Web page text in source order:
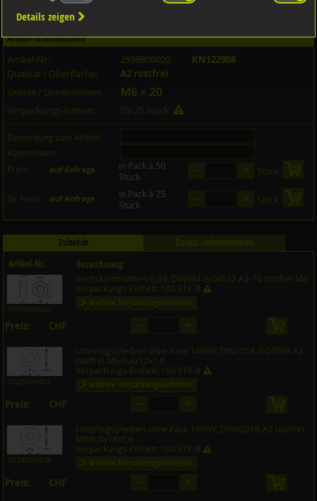
Artikel-Informationen
Artikel-Nr.:
2938B06020
KN122908
Qualität / Oberfläche:
A2 rostfrei
Grösse / Dimensionen:
M6 × 20
Verpackungs-Einheit: 50/25 Stück
Bemerkung zum Artikel:
Kommission:
Preis:
auf Anfrage
in Pack à 50
Stück
Stück
Ihr Preis: auf Anfrage
in Pack à 25
Stück
Stück
Zubehör
Artikel-Nr.
Bezeichnung
Preis CHF
Menge
0155B00060
Sechskantmuttern 0,8d, DIN934 ISO4032 A2-70 rostfrei M6
Verpackungs-Einheit: 100 STK-B
weitere Verpackungseinheiten
Preis: CHF
0525B06412
Unterlagscheiben ohne Fase 140HV, DIN125A ISO7089 A2
rostfrei M6/6,4x12x1,6
Verpackungs-Einheit: 100 STK-B
weitere Verpackungseinheiten
Preis: CHF
0524B06418
Unterlagscheiben ohne Fase 140HV, DIN9021B A2 rostfrei
M6/6,4x18x1,6
Verpackungs-Einheit: 100 STK-B
weitere Verpackungseinheiten
Preis: CHF
Details zeigen